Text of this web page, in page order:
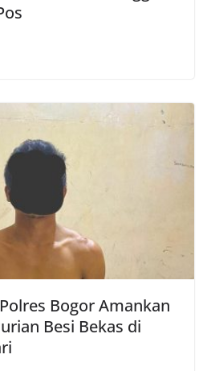
Bogor Amankan
Besi Bekas di